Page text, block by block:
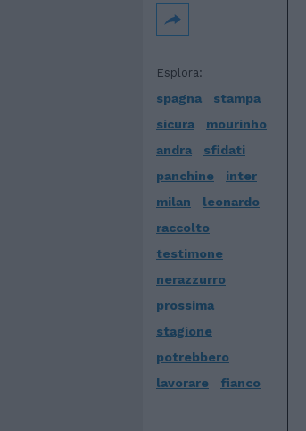
Esplora:
spagna
stampa
sicura
mourinho
andra
sfidati
panchine
inter
milan
leonardo
raccolto
testimone
nerazzurro
prossima
stagione
potrebbero
lavorare
fianco